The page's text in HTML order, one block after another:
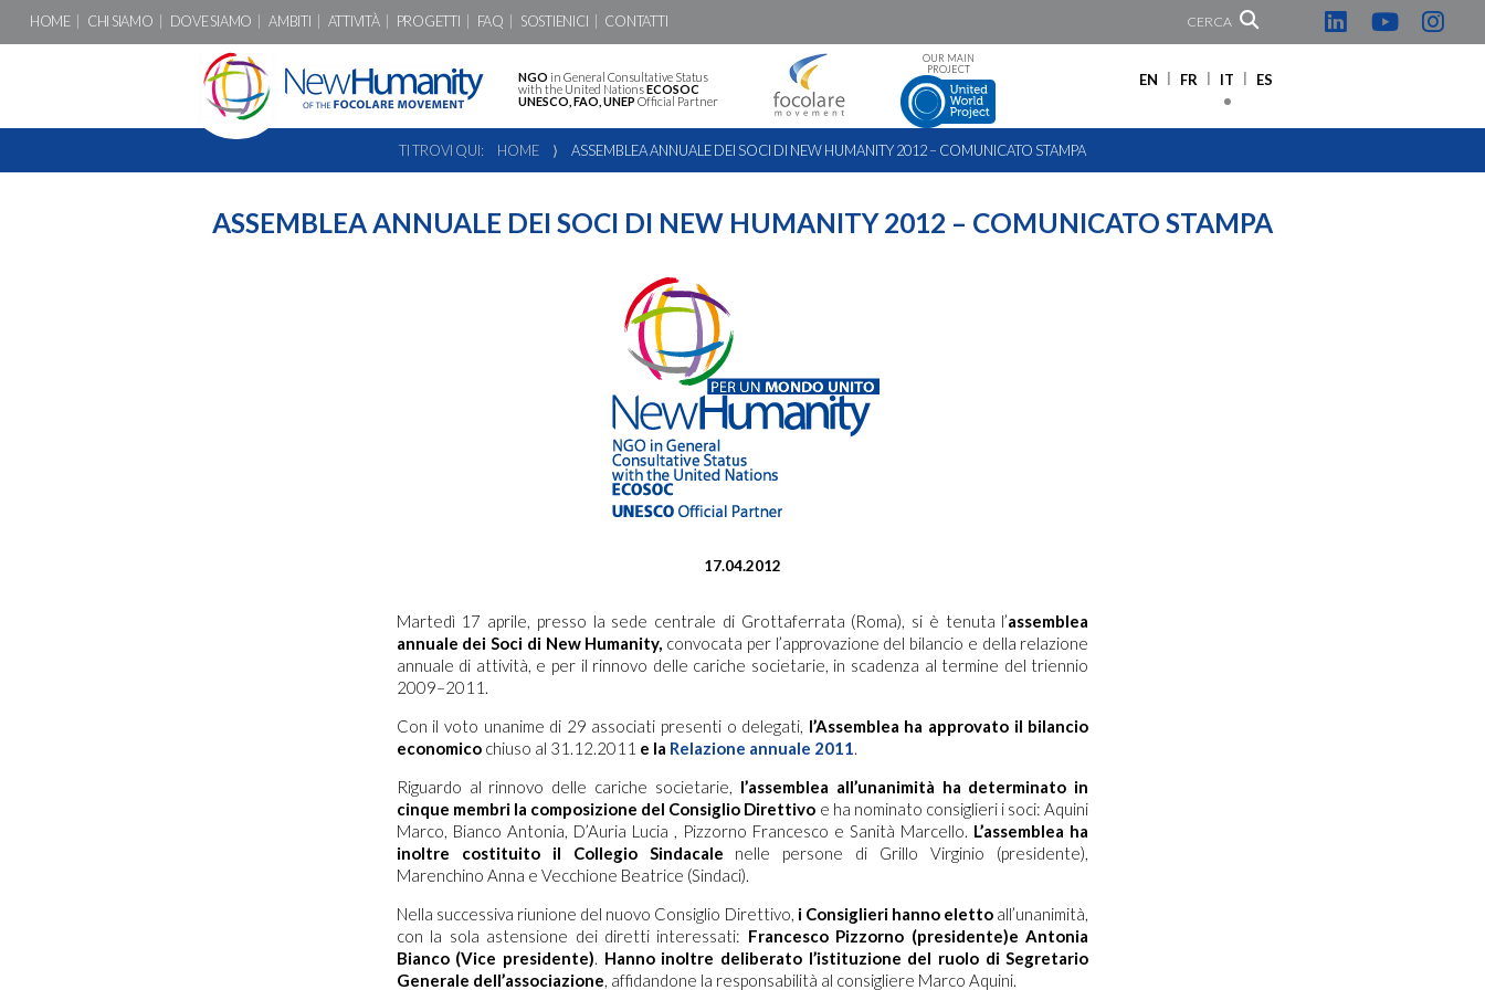
HOME CHI SIAMO DOVE SIAMO AMBITI ATTIVITÀ PROGETTI FAQ SOSTIENICI CONTATTI CERCA
NGO in General Consultative Status
with the United NationsECOSOC
UNESCO, FAO, UNEP Official Partner
OUR MAIN
PROJECT
EN FR IT ES
TI TROVI QUI: HOME ⟩ ASSEMBLEA ANNUALE DEI SOCI DI NEW HUMANITY 2012 – COMUNICATO STAMPA
ASSEMBLEA ANNUALE DEI SOCI DI NEW HUMANITY 2012 – COMUNICATO STAMPA
17.04.2012
Martedì 17 aprile, presso la sede centrale di Grottaferrata (Roma), si è tenuta l’assemblea
annuale dei Soci di New Humanity, convocata per l’approvazione del bilancio e della relazione
annuale di attività, e per il rinnovo delle cariche societarie, in scadenza al termine del triennio
2009–2011.
Con il voto unanime di 29 associati presenti o delegati, l’Assemblea ha approvato il bilancio
economicochiuso al 31.12.2011 e la Relazione annuale 2011.
Riguardo al rinnovo delle cariche societarie, l’assemblea all’unanimità ha determinato in
cinque membri la composizione del Consiglio Direttivo e ha nominato consiglieri i soci: Aquini
Marco, Bianco Antonia, D’Auria Lucia , Pizzorno Francesco e Sanità Marcello. L’assemblea ha
inoltre costituito il Collegio Sindacale nelle persone di Grillo Virginio (presidente),
Marenchino Anna e Vecchione Beatrice (Sindaci).
Nella successiva riunione del nuovo Consiglio Direttivo, i Consiglieri hanno eletto all’unanimità,
con la sola astensione dei diretti interessati: Francesco Pizzorno (presidente)e Antonia
Bianco (Vice presidente). Hanno inoltre deliberato l’istituzione del ruolo di Segretario
Generale dell’associazione, affidandone la responsabilità al consigliere Marco Aquini.